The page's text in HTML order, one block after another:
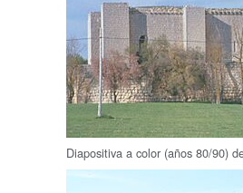
Diapositiva a color (años 80/90)